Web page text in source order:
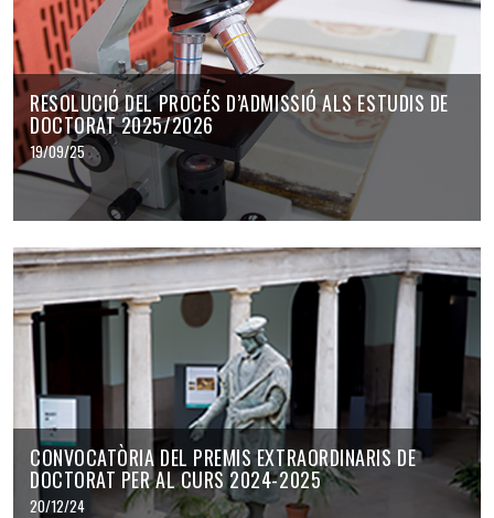
RESOLUCIÓ DEL PROCÉS D’ADMISSIÓ ALS ESTUDIS DE
DOCTORAT 2025/2026
19/09/25
CONVOCATÒRIA DEL PREMIS EXTRAORDINARIS DE
DOCTORAT PER AL CURS 2024-2025
20/12/24